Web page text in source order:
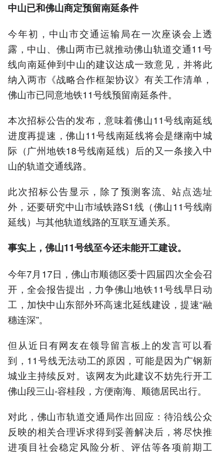
中山已和佛山商定预留南延条件
今年初，中山市交通运输局在一次座谈会上透
露，中山、佛山两市已就推动佛山轨道交通11号
线向南延伸到中山的建议达成一致意见，并将此
纳入两市《战略合作框架协议》有关工作清单，
佛山市已同意地铁11号线预留南延条件。
本次招标公告的发布，意味着佛山11号线南延线
进度再提速，佛山11号线南延线将会是继南中城
际（广州地铁18号线南延线）后的又一条接入中
山的轨道交通线路。
此次招标公告显示，除了预测客流、站点选址
外，还要研究中山市域铁路S1线（佛山11号线南
延线）与其他轨道线路的互联互通关系。
事实上，佛山11号线至今还未能开工建设。
今年7月17日，佛山市顺德区委十四届四次全会召
开，全会报告提出，力争佛山地铁11号线早日动
工，加快中山东部外环高速北延线建设，提速“融
穗连深”。
但从近日有网友在领导留言板上的发言可以看
到，11号线无法动工的原因，可能是因为广钢新
城业主持续反对。该网友为此建议不妨先行开工
佛山段三山-容桂段，方便南海、顺德居民出行。
对此，佛山市轨道交通局作出回应：待沿线公众
反映的相关合理诉求得到妥善解决后，将尽快推
进项目社会稳定风险分析、评估等各项前期工